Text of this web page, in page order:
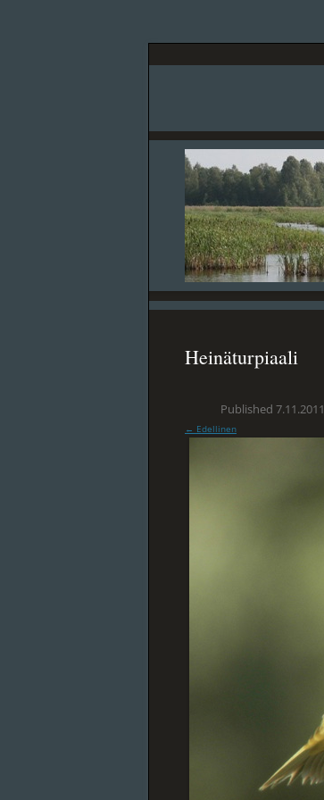
Heinäturpiaali
Published 7.11.2011
← Edellinen